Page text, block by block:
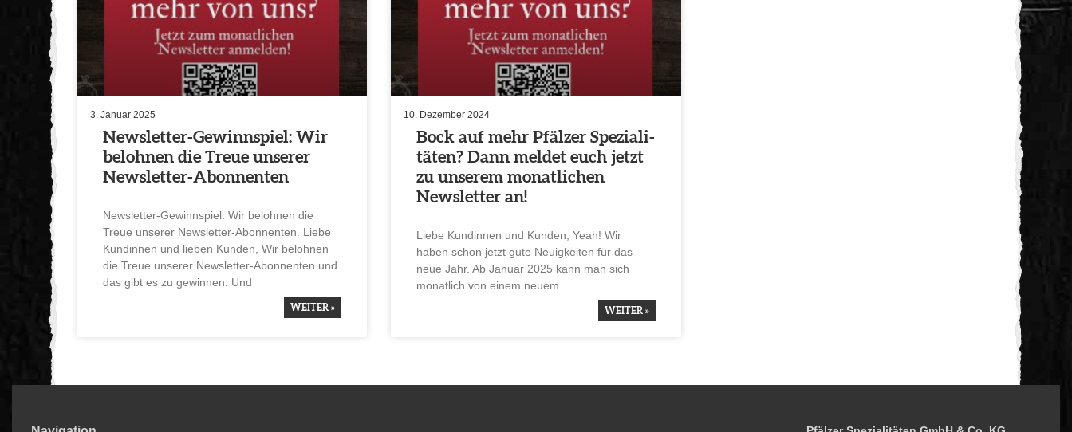
Newsletter-Gewinn­spiel: Wir
belohnen die Treue unserer
Newsletter-Abonnenten
Newsletter-Gewinn­spiel: Wir belohnen die
Treue unserer Newsletter-Abonnenten. Liebe
Kundinnen und lieben Kunden, Wir belohnen
die Treue unserer Newsletter-Abonnenten und
das gibt es zu gewinnen. Und
WEITER »
3. Januar 2025
Bock auf mehr Pfälzer Spezia­li­
täten? Dann meldet euch jetzt
zu unserem monat­li­chen
Newsletter an!
Liebe Kundinnen und Kunden, Yeah! Wir
haben schon jetzt gute Neuig­keiten für das
neue Jahr. Ab Januar 2025 kann man sich
monat­lich von einem neuem
WEITER »
10. Dezember 2024